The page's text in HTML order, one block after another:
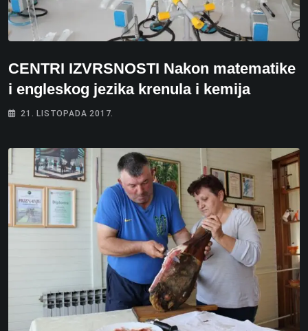
CENTRI IZVRSNOSTI Nakon matematike
i engleskog jezika krenula i kemija
21. LISTOPADA 2017.